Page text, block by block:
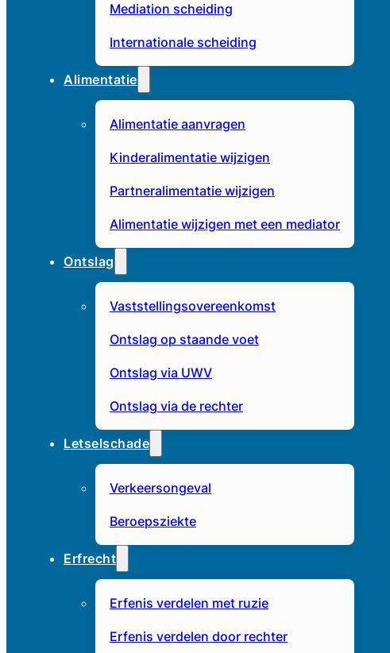
Mediation scheiding
Internationale scheiding
Alimentatie
Alimentatie aanvragen
Kinderalimentatie wijzigen
Partneralimentatie wijzigen
Alimentatie wijzigen met een mediator
Ontslag
Vaststellingsovereenkomst
Ontslag op staande voet
Ontslag via UWV
Ontslag via de rechter
Letselschade
Verkeersongeval
Beroepsziekte
Erfrecht
Erfenis verdelen met ruzie
Erfenis verdelen door rechter